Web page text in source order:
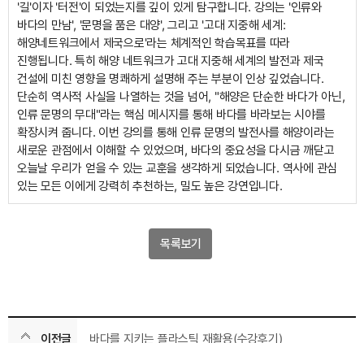
'길'이자 '터전'이 되었는지를 깊이 있게 탐구합니다. 강의는 '인류와
바다의 만남', '문명을 품은 대양', 그리고 '고대 지중해 세계:
해양네트워크에서 제국으로'라는 체계적인 학습목표를 따라
진행됩니다. 특히 해양 네트워크가 고대 지중해 세계의 발전과 제국
건설에 미친 영향을 명쾌하게 설명해 주는 부분이 인상 깊었습니다.
단순히 역사적 사실을 나열하는 것을 넘어, "해양은 단순한 바다가 아닌,
인류 문명의 무대"라는 핵심 메시지를 통해 바다를 바라보는 시야를
확장시켜 줍니다. 이번 강의를 통해 인류 문명의 발전사를 해양이라는
새로운 관점에서 이해할 수 있었으며, 바다의 중요성을 다시금 깨닫고
오늘날 우리가 얻을 수 있는 교훈을 생각하게 되었습니다. 역사에 관심
있는 모든 이에게 강력히 추천하는, 밀도 높은 강연입니다.
목록보기
이전글 바다를 지키는 플라스틱 재활용(수강후기)